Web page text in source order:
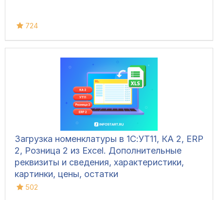
724
Загрузка номенклатуры в 1С:УТ11, КА 2, ERP
2, Розница 2 из Excel. Дополнительные
реквизиты и сведения, характеристики,
картинки, цены, остатки
502